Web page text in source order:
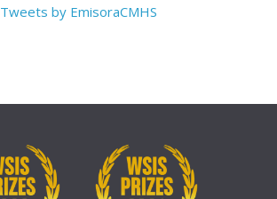
Tweets by EmisoraCMHS